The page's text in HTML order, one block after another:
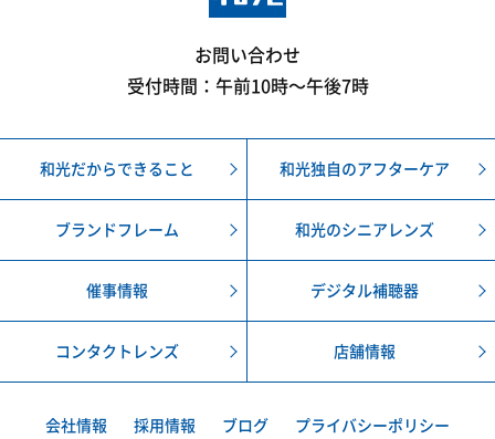
お問い合わせ
受付時間：午前10時〜午後7時
和光だからできること 和光独自のアフターケア
ブランドフレーム 和光のシニアレンズ
催事情報 デジタル補聴器
コンタクトレンズ 店舗情報
会社情報 採用情報 ブログ プライバシーポリシー